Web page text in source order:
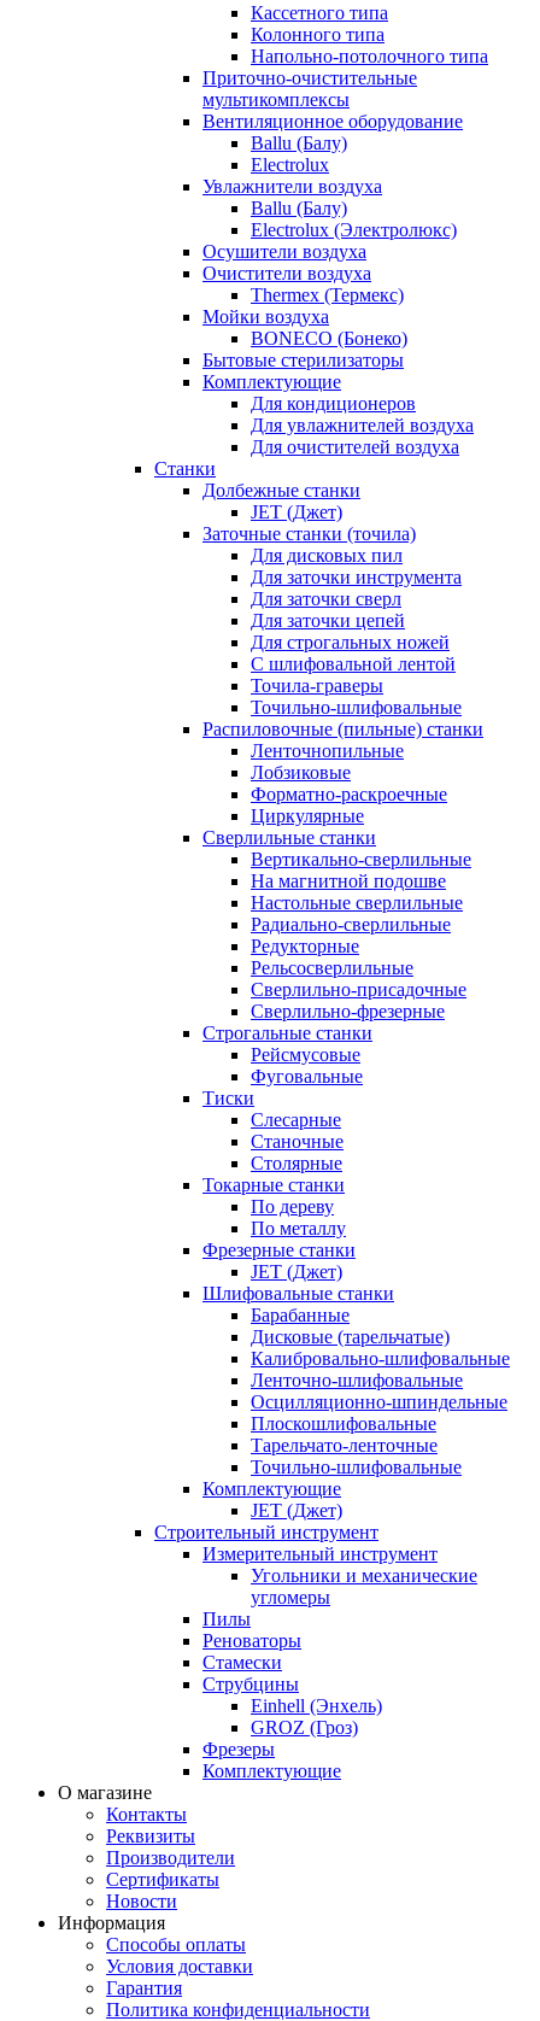
Кассетного типа
Колонного типа
Напольно-потолочного типа
Приточно-очистительные
мультикомплексы
Вентиляционное оборудование
Ballu (Балу)
Electrolux
Увлажнители воздуха
Ballu (Балу)
Electrolux (Электролюкс)
Осушители воздуха
Очистители воздуха
Thermex (Термекс)
Мойки воздуха
BONECO (Бонеко)
Бытовые стерилизаторы
Комплектующие
Для кондиционеров
Для увлажнителей воздуха
Для очистителей воздуха
Станки
Долбежные станки
JET (Джет)
Заточные станки (точила)
Для дисковых пил
Для заточки инструмента
Для заточки сверл
Для заточки цепей
Для строгальных ножей
С шлифовальной лентой
Точила-граверы
Точильно-шлифовальные
Распиловочные (пильные) станки
Ленточнопильные
Лобзиковые
Форматно-раскроечные
Циркулярные
Сверлильные станки
Вертикально-сверлильные
На магнитной подошве
Настольные сверлильные
Радиально-сверлильные
Редукторные
Рельсосверлильные
Сверлильно-присадочные
Сверлильно-фрезерные
Строгальные станки
Рейсмусовые
Фуговальные
Тиски
Слесарные
Станочные
Столярные
Токарные станки
По дереву
По металлу
Фрезерные станки
JET (Джет)
Шлифовальные станки
Барабанные
Дисковые (тарельчатые)
Калибровально-шлифовальные
Ленточно-шлифовальные
Осцилляционно-шпиндельные
Плоскошлифовальные
Тарельчато-ленточные
Точильно-шлифовальные
Комплектующие
JET (Джет)
Строительный инструмент
Измерительный инструмент
Угольники и механические
угломеры
Пилы
Реноваторы
Стамески
Струбцины
Einhell (Энхель)
GROZ (Гроз)
Фрезеры
Комплектующие
О магазине
Контакты
Реквизиты
Производители
Сертификаты
Новости
Информация
Способы оплаты
Условия доставки
Гарантия
Политика конфиденциальности